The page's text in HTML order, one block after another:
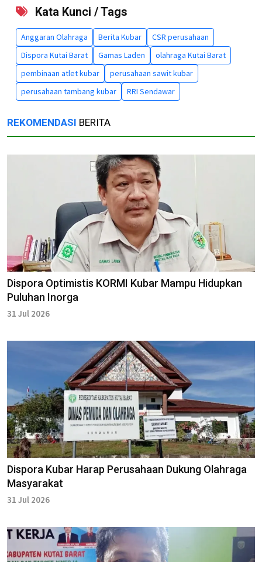
Kata Kunci / Tags
Anggaran Olahraga Berita Kubar
CSR perusahaan
Dispora Kutai Barat
Gamas Laden
olahraga Kutai Barat
pembinaan atlet kubar
perusahaan sawit kubar
perusahaan tambang kubar
RRI Sendawar
REKOMENDASI BERITA
Dispora Optimistis KORMI Kubar Mampu Hidupkan
Puluhan Inorga
31 Jul 2026
Dispora Kubar Harap Perusahaan Dukung Olahraga
Masyarakat
31 Jul 2026